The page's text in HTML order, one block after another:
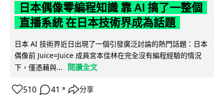
日本偶像零編程知識 靠 AI 搞了一整個
直播系統 在日本技術界成為話題
日本 AI 技術界近日出現了一個引發廣泛討論的熱門話題：日本
偶像前 Juice=Juice 成員宮本佳林在完全沒有編程經驗的情況
下，僅憑藉與...
閱讀全文
510 41 ↗ 分享